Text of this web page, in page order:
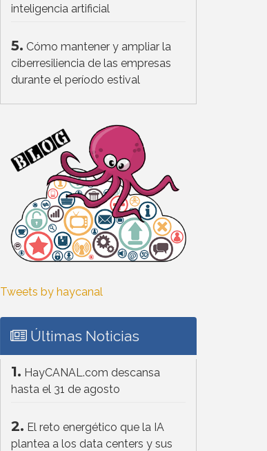
inteligencia artificial
5. Cómo mantener y ampliar la
ciberresiliencia de las empresas
durante el período estival
Tweets by haycanal
Últimas Noticias
1. HayCANAL.com descansa
hasta el 31 de agosto
2. El reto energético que la IA
plantea a los data centers y sus